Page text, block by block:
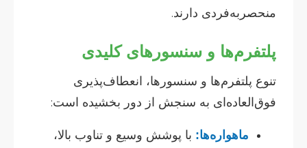
منحصربه‌فردی دارند.
پلتفرم‌ها و سنسورهای کلیدی
تنوع پلتفرم‌ها و سنسورها، انعطاف‌پذیری
فوق‌العاده‌ای به سنجش از دور بخشیده است:
ماهواره‌ها: با پوشش وسیع و تناوب بالا،